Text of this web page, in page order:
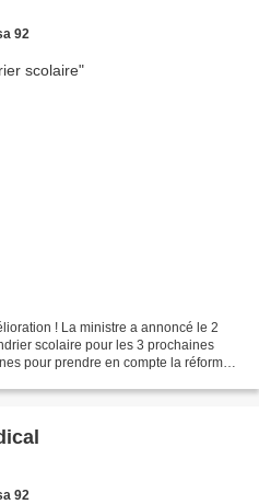
92
! La ministre a annoncé le 2
scolaire pour les 3 prochaines
pour prendre en compte la réforme
92